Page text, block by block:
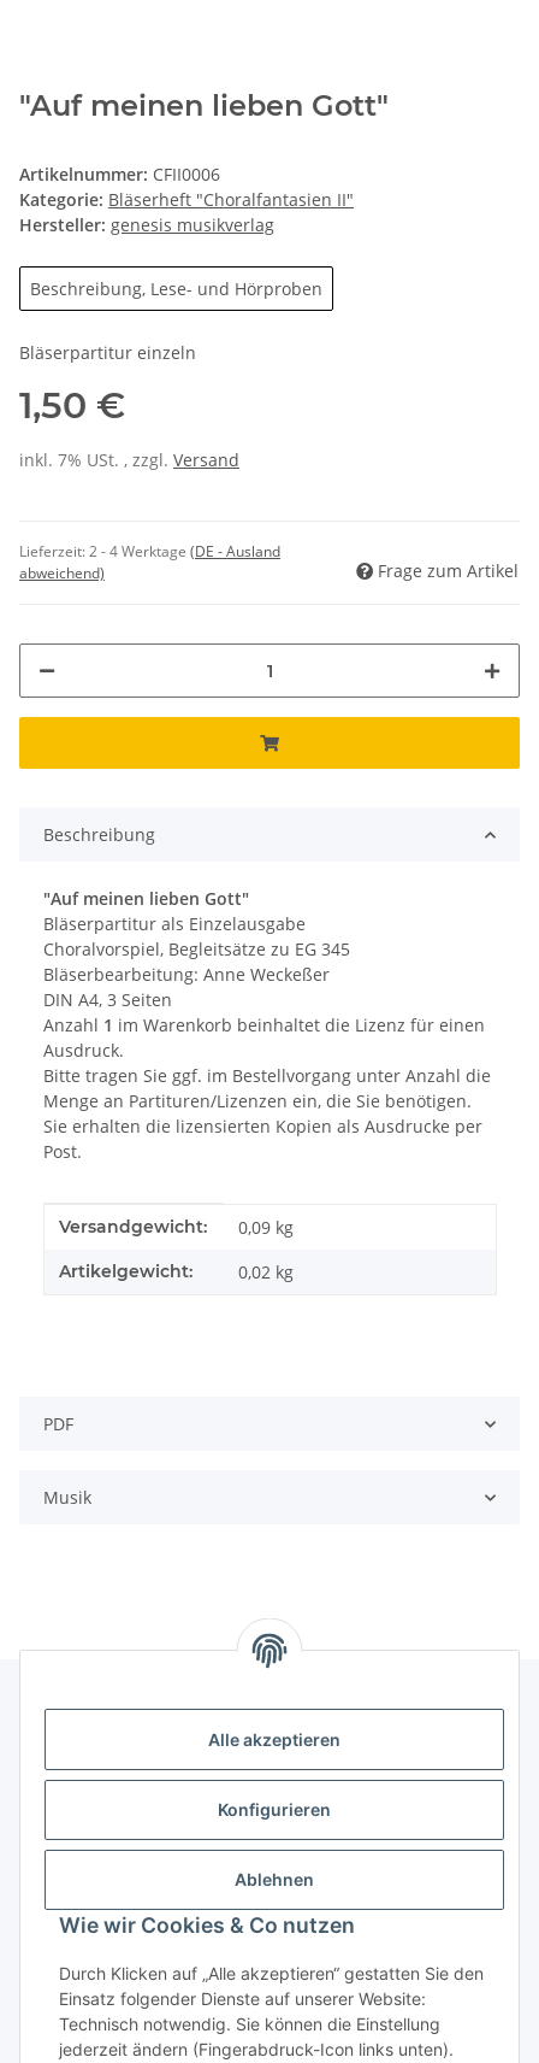
Alle akzeptieren
Konfigurieren
Ablehnen
Wie wir Cookies & Co nutzen
Durch Klicken auf „Alle akzeptieren“ gestatten Sie den
Einsatz folgender Dienste auf unserer Website:
Technisch notwendig. Sie können die Einstellung
jederzeit ändern (Fingerabdruck-Icon links unten).
"Auf meinen lieben Gott"
Artikelnummer: CFII0006
Kategorie: Bläserheft "Choralfantasien II"
Hersteller: genesis musikverlag
Beschreibung, Lese- und Hörproben
Bläserpartitur einzeln
1,50 €
inkl. 7% USt. , zzgl. Versand
Lieferzeit:2 - 4 Werktage (DE - Ausland
abweichend)
Frage zum Artikel
Beschreibung
"Auf meinen lieben Gott"
Bläserpartitur als Einzelausgabe
Choralvorspiel, Begleitsätze zu EG 345
Bläserbearbeitung: Anne Weckeßer
DIN A4, 3 Seiten
Anzahl 1 im Warenkorb beinhaltet die Lizenz für einen
Ausdruck.
Bitte tragen Sie ggf. im Bestellvorgang unter Anzahl die
Menge an Partituren/Lizenzen ein, die Sie benötigen.
Sie erhalten die lizensierten Kopien als Ausdrucke per
Post.
Produkteigenschaft
Wert
Versandgewicht: 0,09 kg
Artikelgewicht: 0,02 kg
PDF
Musik
genesis musikverlag Christian Sprenger
34630 Gilserberg
E-Mail:anne.weckesser@genesis-musikverlag.de
Informationen
Gesetzliche Informationen